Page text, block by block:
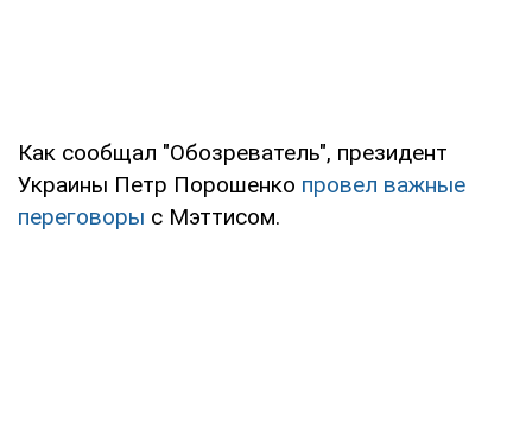
Как сообщал "Обозреватель", президент
Украины Петр Порошенко провел важные
переговоры с Мэттисом.